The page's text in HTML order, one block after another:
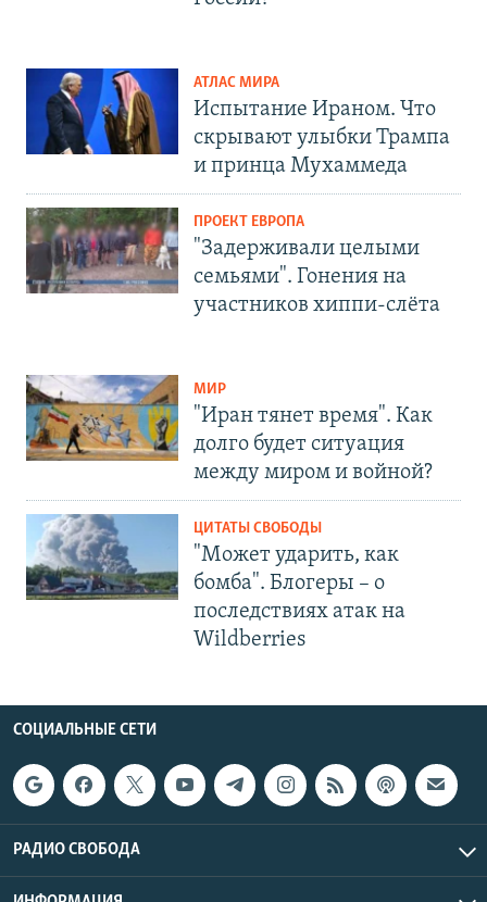
АТЛАС МИРА
Испытание Ираном. Что
скрывают улыбки Трампа
и принца Мухаммеда
ПРОЕКТ ЕВРОПА
"Задерживали целыми
семьями". Гонения на
участников хиппи-слёта
МИР
"Иран тянет время". Как
долго будет ситуация
между миром и войной?
ЦИТАТЫ СВОБОДЫ
"Может ударить, как
бомба". Блогеры – о
последствиях атак на
Wildberries
СОЦИАЛЬНЫЕ СЕТИ
РАДИО СВОБОДА